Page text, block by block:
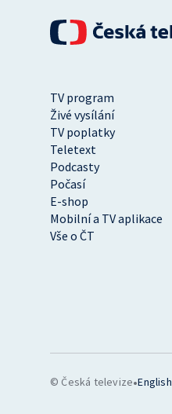
TV program
Živé vysílání
TV poplatky
Teletext
Podcasty
Počasí
E-shop
Mobilní a TV aplikace
Vše o ČT
© Česká televize•English